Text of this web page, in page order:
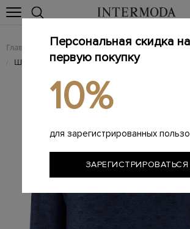
Главная Мужчинам / Одежда / Поло
/ Шерстяной джемпер-поло с вязаным принтом
Персональная скидка на
первую покупку
10%
для зарегистрированных
ЗАРЕГИСТРИРОВАТЬСЯ